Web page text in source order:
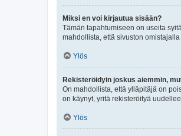
Miksi en voi kirjautua sisään?
Tämän tapahtumiseen on useita
mahdollista, että sivuston
Ylös
Rekisteröidyin joskus aiemmin,
On mahdollista, että ylläpitäjä on
on käynyt, yritä rekisteröityä
Ylös